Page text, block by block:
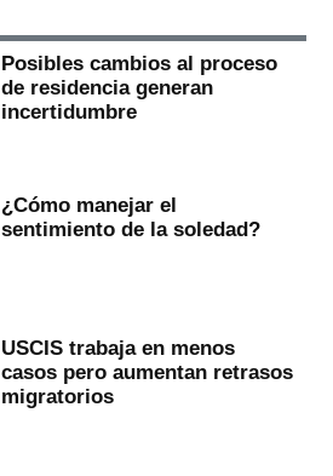
Posibles cambios al proceso
de residencia generan
incertidumbre
¿Cómo manejar el
sentimiento de la soledad?
USCIS trabaja en menos
casos pero aumentan retrasos
migratorios